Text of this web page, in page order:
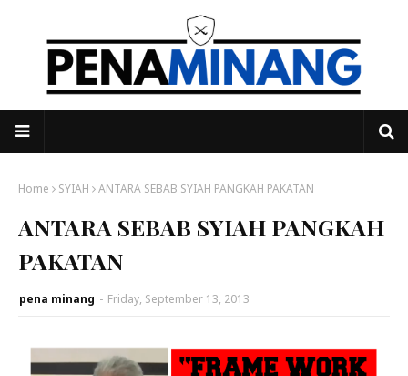
Home SYIAH ANTARA SEBAB SYIAH PANGKAH PAKATAN
ANTARA SEBAB SYIAH PANGKAH
PAKATAN
pena minang - Friday, September 13, 2013